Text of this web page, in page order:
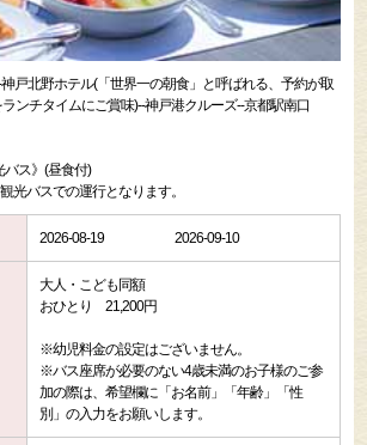
戸北野ホテル(「世界一の朝食」と呼ばれる、予約が取
ンチタイムにご賞味)--神戸港クルーズ--京都駅南口
バス》(昼食付)
光バスでの運行となります。
2026-08-19 2026-09-10
大人・こども同額
おひとり 21,200円
※幼児料金の設定はございません。
※バス座席が必要のない4歳未満のお子様のご参
加の際は、希望欄に「お名前」「年齢」「性
別」の入力をお願いします。